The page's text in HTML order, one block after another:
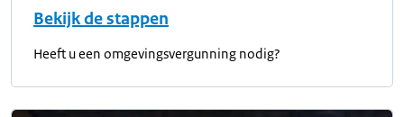
Bekijk de stappen
Heeft u een omgevingsvergunning nodig?